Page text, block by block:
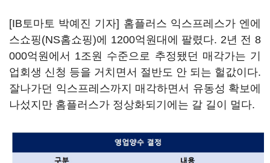
[IB토마토 박예진 기자] 홈플러스 익스프레스가 엔에
스쇼핑(NS홈쇼핑)에 1200억원대에 팔렸다. 2년 전 8
000억원에서 1조원 수준으로 추정됐던 매각가는 기
업회생 신청 등을 거치면서 절반도 안 되는 헐값이다.
잘나가던 익스프레스까지 매각하면서 유동성 확보에
나섰지만 홈플러스가 정상화되기에는 갈 길이 멀다.